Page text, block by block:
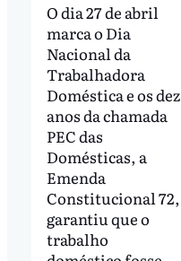
O dia 27 de abril
marca o Dia
Nacional da
Trabalhadora
Doméstica e os dez
anos da chamada
PEC das
Domésticas, a
Emenda
Constitucional 72,
garantiu que o
trabalho